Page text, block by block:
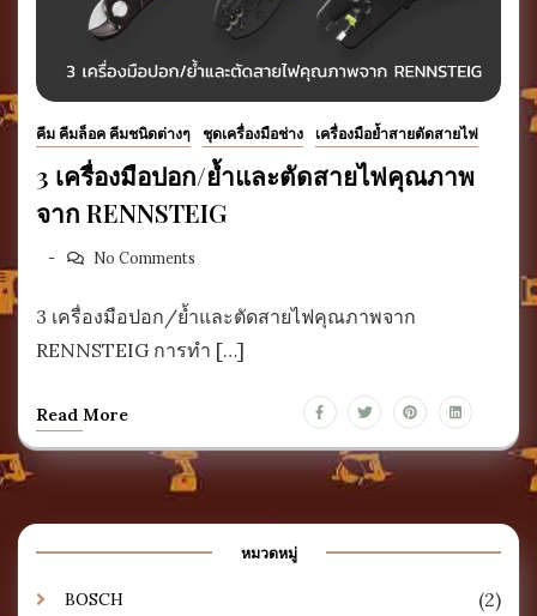
คีม คีมล็อค คีมชนิดต่างๆ ชุดเครื่องมือช่าง เครื่องมือย้ำสายตัดสายไฟ
3 เครื่องมือปอก/ย้ำและตัดสายไฟคุณภาพ
จาก RENNSTEIG
No Comments
3 เครื่องมือปอก/ย้ำและตัดสายไฟคุณภาพจาก
RENNSTEIG การทำ […]
Read More
หมวดหมู่
BOSCH (2)